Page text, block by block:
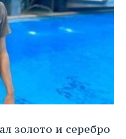
золото и серебро